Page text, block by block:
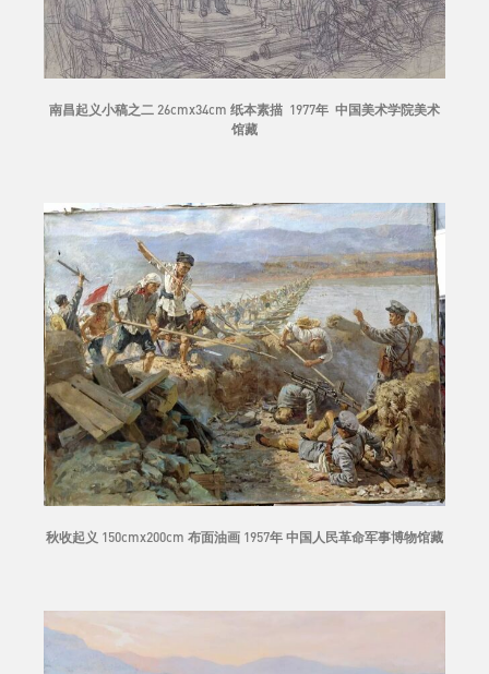
南昌起义小稿之二 26cmx34cm 纸本素描 1977年 中国美术学院美术
馆藏
秋收起义 150cmx200cm 布面油画 1957年 中国人民革命军事博物馆藏